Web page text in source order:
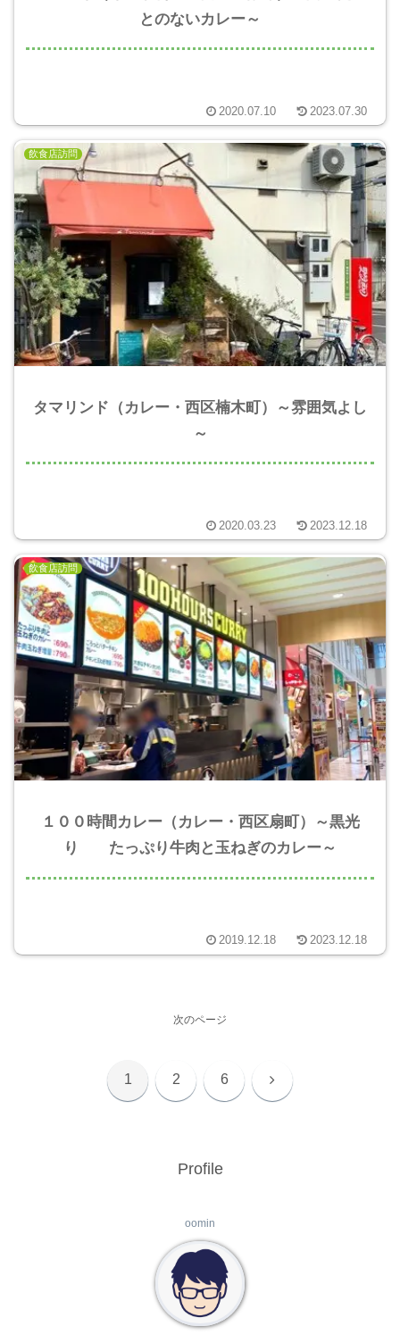
とのないカレー～
2020.07.10 2023.07.30
飲食店訪問
タマリンド（カレー・西区楠木町）～雰囲気よし
～
2020.03.23 2023.12.18
飲食店訪問
１００時間カレー（カレー・西区扇町）～黒光
り たっぷり牛肉と玉ねぎのカレー～
2019.12.18 2023.12.18
次のページ
1 2 6 次
Profile
oomin